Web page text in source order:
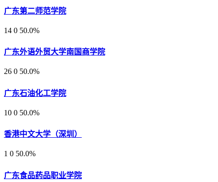
广东第二师范学院
14 0 50.0%
广东外语外贸大学南国商学院
26 0 50.0%
广东石油化工学院
10 0 50.0%
香港中文大学（深圳）
1 0 50.0%
广东食品药品职业学院